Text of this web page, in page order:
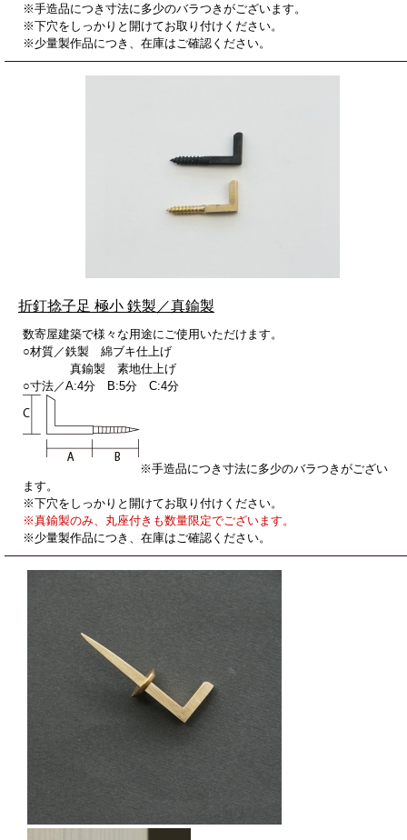
※手造品につき寸法に多少のバラつきがございます。
※下穴をしっかりと開けてお取り付けください。
※少量製作品につき、在庫はご確認ください。
折釘捻子足 極小 鉄製／真鍮製
数寄屋建築で様々な用途にご使用いただけます。
○材質／鉄製 綿ブキ仕上げ
真鍮製 素地仕上げ
○寸法／A:4分 B:5分 C:4分
※手造品につき寸法に多少のバラつきがござい
ます。
※下穴をしっかりと開けてお取り付けください。
※真鍮製のみ、丸座付きも数量限定でございます。
※少量製作品につき、在庫はご確認ください。